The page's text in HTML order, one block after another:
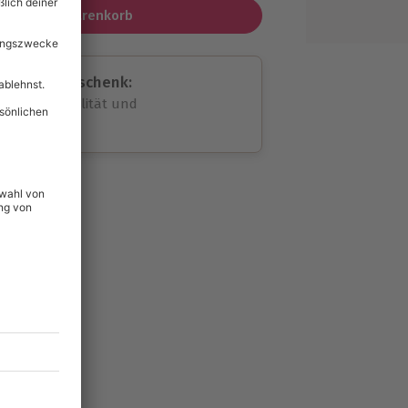
In den Warenkorb
Geschenk:
volle Flexibilität und
599 °P